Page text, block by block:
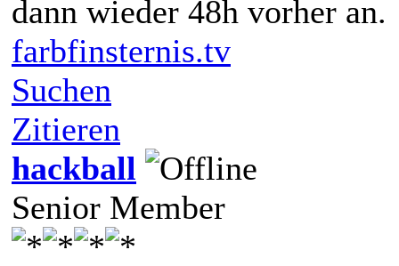
dann wieder 48h vorher an.
farbfinsternis.tv
Suchen
Zitieren
hackball
Senior Member